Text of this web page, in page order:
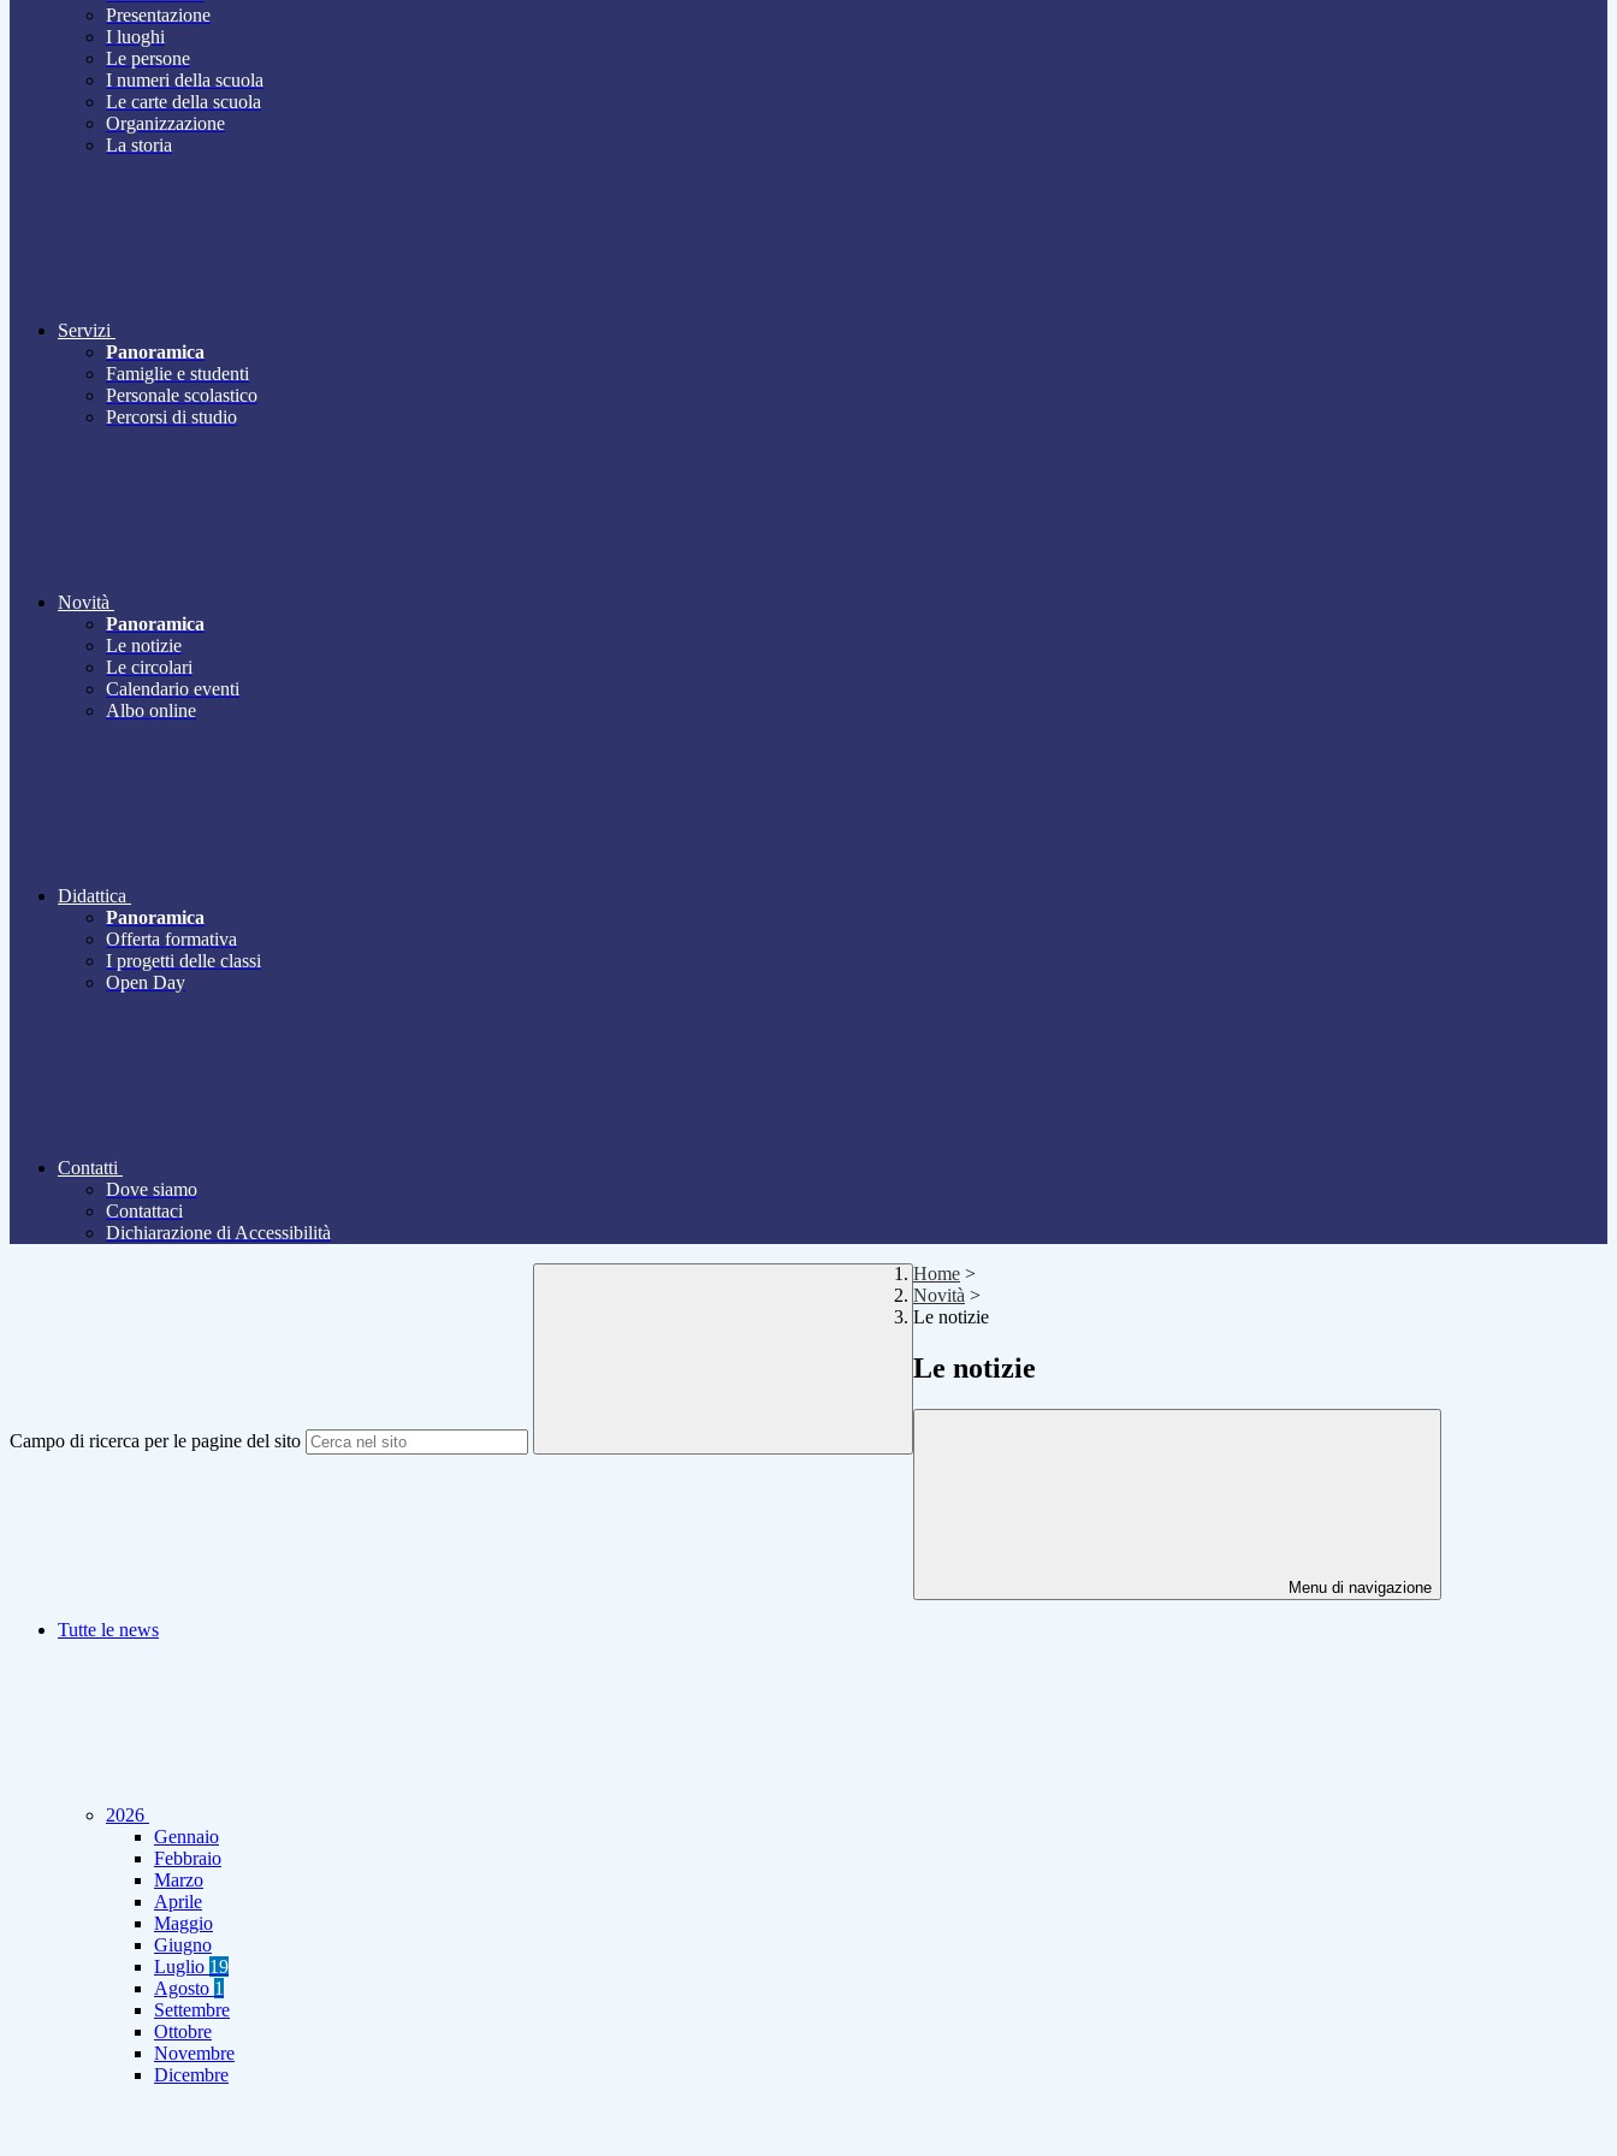
Presentazione
I luoghi
Le persone
I numeri della scuola
Le carte della scuola
Organizzazione
La storia
Servizi
Panoramica
Famiglie e studenti
Personale scolastico
Percorsi di studio
Novità
Panoramica
Le notizie
Le circolari
Calendario eventi
Albo online
Didattica
Panoramica
Offerta formativa
I progetti delle classi
Open Day
Contatti
Dove siamo
Contattaci
Dichiarazione di Accessibilità
Campo di ricerca per le pagine del sito
Home >
Novità >
Le notizie
Le notizie
Menu di navigazione
Tutte le news
2026
Gennaio
Febbraio
Marzo
Aprile
Maggio
Giugno
Luglio 19
Agosto 1
Settembre
Ottobre
Novembre
Dicembre